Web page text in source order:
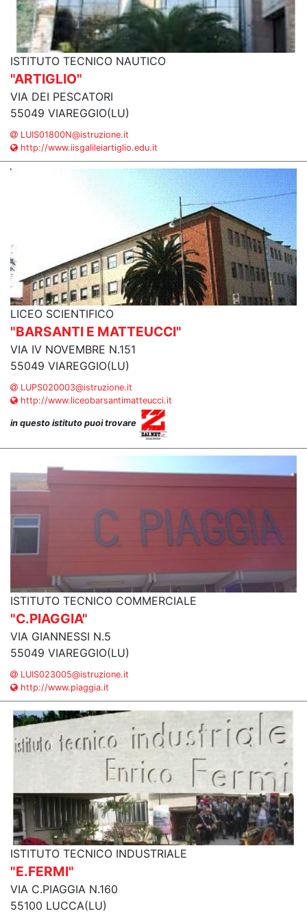
ISTITUTO TECNICO NAUTICO
"ARTIGLIO"
VIA DEI PESCATORI
55049 VIAREGGIO(LU)
LUIS01800N@istruzione.it
http://www.iisgalileiartiglio.edu.it
LICEO SCIENTIFICO
"BARSANTI E MATTEUCCI"
VIA IV NOVEMBRE N.151
55049 VIAREGGIO(LU)
LUPS020003@istruzione.it
http://www.liceobarsantimatteucci.it
in questo istituto puoi trovare
ISTITUTO TECNICO COMMERCIALE
"C.PIAGGIA"
VIA GIANNESSI N.5
55049 VIAREGGIO(LU)
LUIS023005@istruzione.it
http://www.piaggia.it
ISTITUTO TECNICO INDUSTRIALE
"E.FERMI"
VIA C.PIAGGIA N.160
55100 LUCCA(LU)